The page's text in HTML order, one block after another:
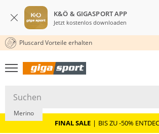
K&Ö & GIGASPORT APP
Jetzt kostenlos downloaden
30 TAGE RÜCKGABERECHT
Pluscard Vorteile erhalten
GIGASTYLE
FAHRRAD­
FINAL SALE | BIS ZU -50%
Merino